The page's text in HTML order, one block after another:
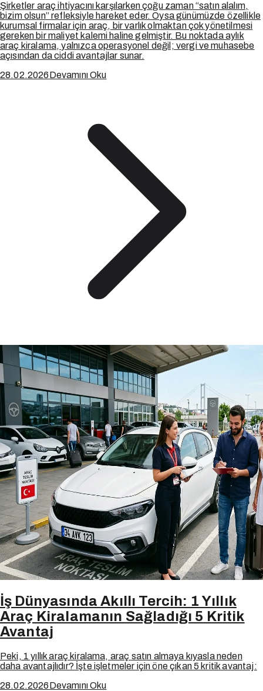
Şirketler araç ihtiyacını karşılarken çoğu zaman “satın alalım,
bizim olsun” refleksiyle hareket eder. Oysa günümüzde özellikle
kurumsal firmalar için araç, bir varlık olmaktan çok yönetilmesi
gereken bir maliyet kalemi haline gelmiştir. Bu noktada aylık
araç kiralama, yalnızca operasyonel değil; vergi ve muhasebe
açısından da ciddi avantajlar sunar.
28.02.2026Devamını Oku
İş Dünyasında Akıllı Tercih: 1 Yıllık
Araç Kiralamanın Sağladığı 5 Kritik
Avantaj
Peki, 1 yıllık araç kiralama, araç satın almaya kıyasla neden
daha avantajlıdır? İşte işletmeler için öne çıkan 5 kritik avantaj:
28.02.2026Devamını Oku